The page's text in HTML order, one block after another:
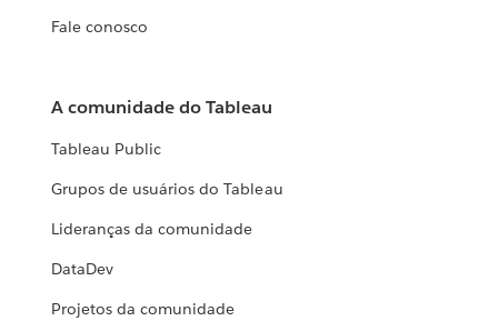
Fale conosco
A comunidade do Tableau
Tableau Public
Grupos de usuários do Tableau
Lideranças da comunidade
DataDev
Projetos da comunidade